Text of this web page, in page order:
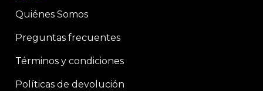
Quiénes Somos
Preguntas frecuentes
Términos y condiciones
Políticas de devolución